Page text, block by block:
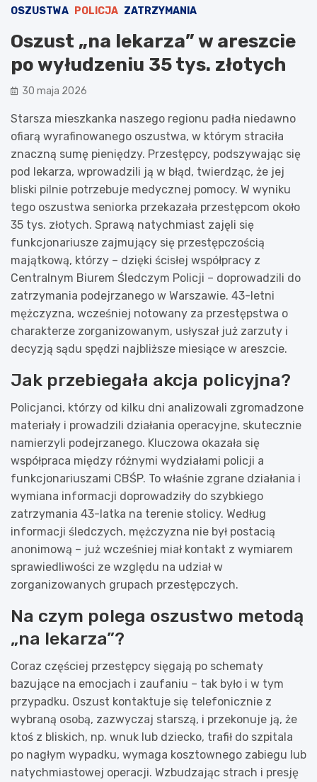
OSZUSTWA POLICJA ZATRZYMANIA
Oszust „na lekarza” w areszcie
po wyłudzeniu 35 tys. złotych
30 maja 2026
Starsza mieszkanka naszego regionu padła niedawno
ofiarą wyrafinowanego oszustwa, w którym straciła
znaczną sumę pieniędzy. Przestępcy, podszywając się
pod lekarza, wprowadzili ją w błąd, twierdząc, że jej
bliski pilnie potrzebuje medycznej pomocy. W wyniku
tego oszustwa seniorka przekazała przestępcom około
35 tys. złotych. Sprawą natychmiast zajęli się
funkcjonariusze zajmujący się przestępczością
majątkową, którzy – dzięki ścisłej współpracy z
Centralnym Biurem Śledczym Policji – doprowadzili do
zatrzymania podejrzanego w Warszawie. 43-letni
mężczyzna, wcześniej notowany za przestępstwa o
charakterze zorganizowanym, usłyszał już zarzuty i
decyzją sądu spędzi najbliższe miesiące w areszcie.
Jak przebiegała akcja policyjna?
Policjanci, którzy od kilku dni analizowali zgromadzone
materiały i prowadzili działania operacyjne, skutecznie
namierzyli podejrzanego. Kluczowa okazała się
współpraca między różnymi wydziałami policji a
funkcjonariuszami CBŚP. To właśnie zgrane działania i
wymiana informacji doprowadziły do szybkiego
zatrzymania 43-latka na terenie stolicy. Według
informacji śledczych, mężczyzna nie był postacią
anonimową – już wcześniej miał kontakt z wymiarem
sprawiedliwości ze względu na udział w
zorganizowanych grupach przestępczych.
Na czym polega oszustwo metodą
„na lekarza”?
Coraz częściej przestępcy sięgają po schematy
bazujące na emocjach i zaufaniu – tak było i w tym
przypadku. Oszust kontaktuje się telefonicznie z
wybraną osobą, zazwyczaj starszą, i przekonuje ją, że
ktoś z bliskich, np. wnuk lub dziecko, trafił do szpitala
po nagłym wypadku, wymaga kosztownego zabiegu lub
natychmiastowej operacji. Wzbudzając strach i presję